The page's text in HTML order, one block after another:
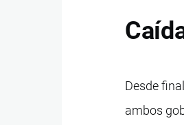
Desde
ambos